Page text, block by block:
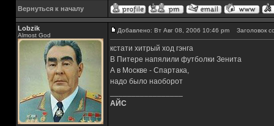
Вернуться к началу
Lobzik
Almost God
Добавлено: Вт Авг 08, 2006 10:46 pm Заголовок
кстати хитрый ход гэнга
В Питере напялили футболки Зенита
А в Москве - Спартака,
надо было наоборот
АЙС